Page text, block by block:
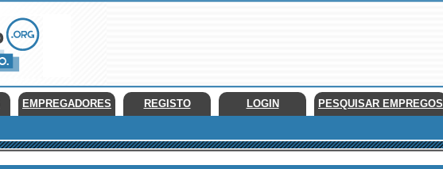
EMPREGADORES REGISTO LOGIN PESQUISAR EMPREGOS